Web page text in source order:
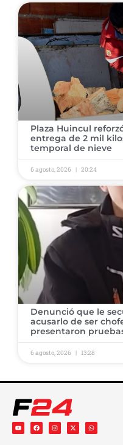
Plaza Huincul
entrega de 2 mil
temporal de nieve
6 agosto, 2026 20:24
Denunció que le
acusarlo de ser
presentaron
6 agosto, 2026 13:28